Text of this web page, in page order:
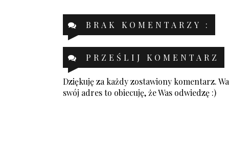
BRAK KOMENTARZY :
PRZEŚLIJ KOMENTARZ
Dziękuję za każdy zostawiony komentarz.
swój adres to obiecuję, że Was odwiedzę :)